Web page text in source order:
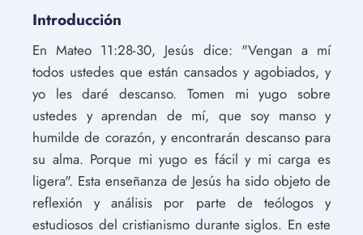
Introducción
En Mateo 11:28-30, Jesús dice: "Vengan a mí
todos ustedes que están cansados y agobiados, y
yo les daré descanso. Tomen mi yugo sobre
ustedes y aprendan de mí, que soy manso y
humilde de corazón, y encontrarán descanso para
su alma. Porque mi yugo es fácil y mi carga es
ligera". Esta enseñanza de Jesús ha sido objeto de
reflexión y análisis por parte de teólogos y
estudiosos del cristianismo durante siglos. En este